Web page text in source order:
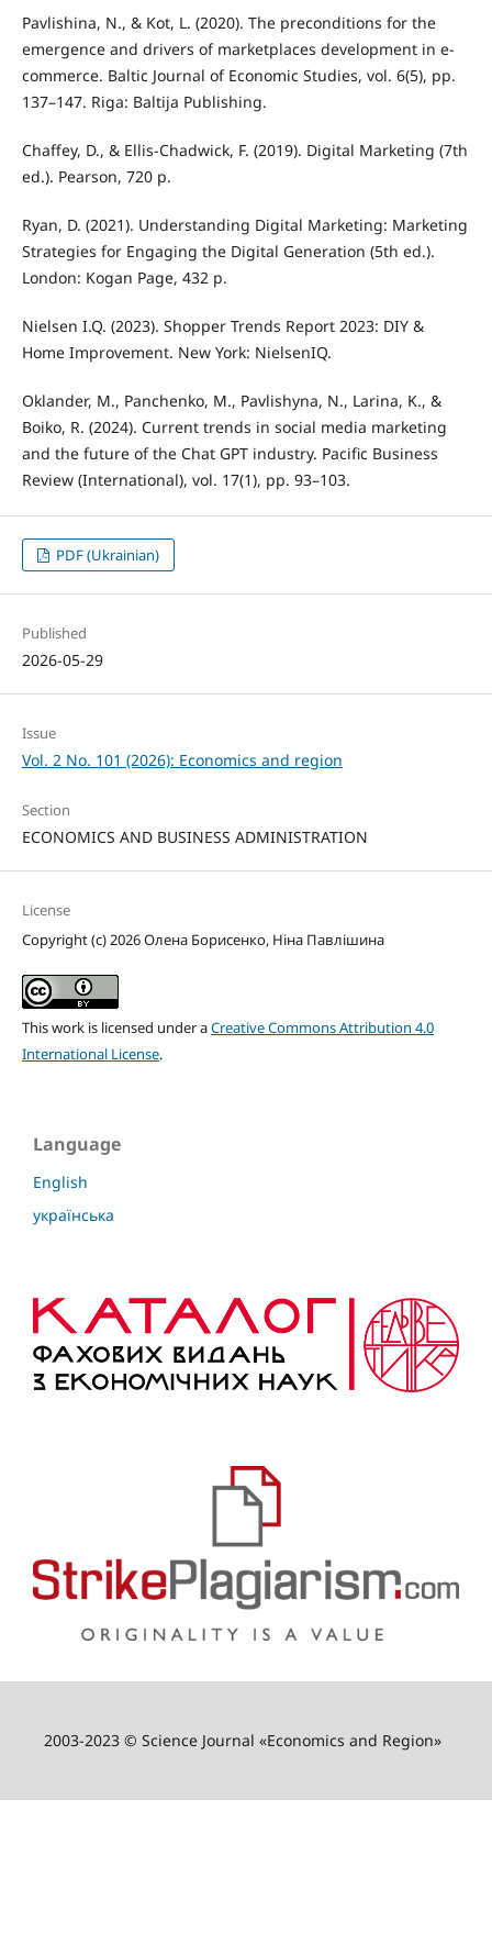
Pavlishina, N., & Kot, L. (2020). The preconditions for the
emergence and drivers of marketplaces development in e-
commerce. Baltic Journal of Economic Studies, vol. 6(5), pp.
137–147. Riga: Baltija Publishing.
Chaffey, D., & Ellis-Chadwick, F. (2019). Digital Marketing (7th
ed.). Pearson, 720 p.
Ryan, D. (2021). Understanding Digital Marketing: Marketing
Strategies for Engaging the Digital Generation (5th ed.).
London: Kogan Page, 432 p.
Nielsen I.Q. (2023). Shopper Trends Report 2023: DIY &
Home Improvement. New York: NielsenIQ.
Oklander, M., Panchenko, M., Pavlishyna, N., Larina, K., &
Boiko, R. (2024). Current trends in social media marketing
and the future of the Chat GPT industry. Pacific Business
Review (International), vol. 17(1), pp. 93–103.
PDF (Ukrainian)
Published
2026-05-29
Issue
Vol. 2 No. 101 (2026): Economics and region
Section
ECONOMICS AND BUSINESS ADMINISTRATION
License
Copyright (c) 2026 Олена Борисенко, Ніна Павлішина
This work is licensed under aCreative Commons Attribution 4.0
International License.
Language
English
українська
2003-2023 © Science Journal «Economics and Region»